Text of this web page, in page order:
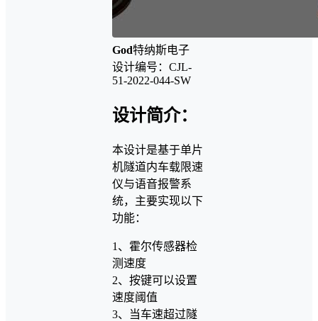
God特纳斯电子
设计编号：CJL-
51-2022-044-SW
设计简介：
本设计是基于单片
机隧道内车载限速
仪与语音报警系
统，主要实现以下
功能：
1、霍尔传感器检
测速度
2、按键可以设置
速度阈值
3、当车速超过隧